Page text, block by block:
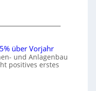
über Vorjahr
und Anlagenbau
positives erstes